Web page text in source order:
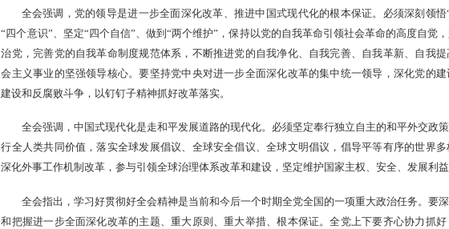
全会强调，党的领导是进一步全面深化改革、推进中国式现代化的根本保证。必须深刻领
“四个意识”、坚定“四个自信”、做到“两个维护”，保持以党的自我革命引领社会革命的高度自觉
治党，完善党的自我革命制度规范体系，不断推进党的自我净化、自我完善、自我革新、自我
会主义事业的坚强领导核心。要坚持党中央对进一步全面深化改革的集中统一领导，深化党的
建设和反腐败斗争，以钉钉子精神抓好改革落实。
全会强调，中国式现代化是走和平发展道路的现代化。必须坚定奉行独立自主的和平外交政
行全人类共同价值，落实全球发展倡议、全球安全倡议、全球文明倡议，倡导平等有序的世界多
深化外事工作机制改革，参与引领全球治理体系改革和建设，坚定维护国家主权、安全、发展利益
全会指出，学习好贯彻好全会精神是当前和今后一个时期全党全国的一项重大政治任务。要
和把握进一步全面深化改革的主题、重大原则、重大举措、根本保证。全党上下要齐心协力抓